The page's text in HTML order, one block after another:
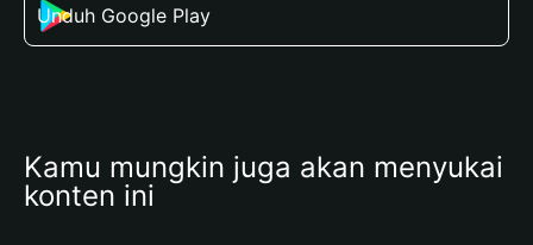
Unduh Google Play
Kamu mungkin juga akan menyukai
konten ini